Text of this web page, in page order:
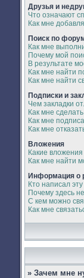
Друзья и
Что означают
Как мне
Поиск по
Как мне
Почему мой
В результате
Как мне найти
Как мне найти
Подписки и
Чем закладки
Как мне
Как мне
Как мне
Вложения
Какие
Как мне найти
Информация о
Кто написал
Почему здесь
С кем можно
Как мне
» Зачем мне